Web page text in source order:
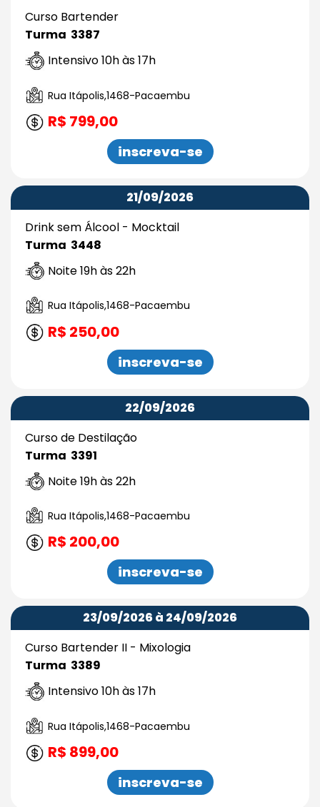
Curso Bartender
Turma 3387
Intensivo 10h às 17h
Rua Itápolis,1468-Pacaembu
R$ 799,00
inscreva-se
21/09/2026
Drink sem Álcool - Mocktail
Turma 3448
Noite 19h às 22h
Rua Itápolis,1468-Pacaembu
R$ 250,00
inscreva-se
22/09/2026
Curso de Destilação
Turma 3391
Noite 19h às 22h
Rua Itápolis,1468-Pacaembu
R$ 200,00
inscreva-se
23/09/2026 à 24/09/2026
Curso Bartender II - Mixologia
Turma 3389
Intensivo 10h às 17h
Rua Itápolis,1468-Pacaembu
R$ 899,00
inscreva-se